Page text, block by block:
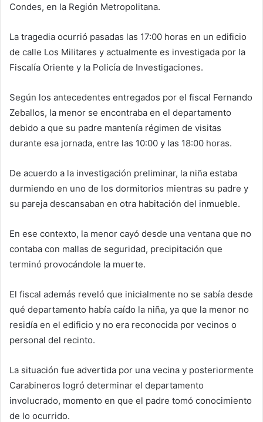
Condes, en la Región Metropolitana.
La tragedia ocurrió pasadas las 17:00 horas en un edificio
de calle Los Militares y actualmente es investigada por la
Fiscalía Oriente y la Policía de Investigaciones.
Según los antecedentes entregados por el fiscal Fernando
Zeballos, la menor se encontraba en el departamento
debido a que su padre mantenía régimen de visitas
durante esa jornada, entre las 10:00 y las 18:00 horas.
De acuerdo a la investigación preliminar, la niña estaba
durmiendo en uno de los dormitorios mientras su padre y
su pareja descansaban en otra habitación del inmueble.
En ese contexto, la menor cayó desde una ventana que no
contaba con mallas de seguridad, precipitación que
terminó provocándole la muerte.
El fiscal además reveló que inicialmente no se sabía desde
qué departamento había caído la niña, ya que la menor no
residía en el edificio y no era reconocida por vecinos o
personal del recinto.
La situación fue advertida por una vecina y posteriormente
Carabineros logró determinar el departamento
involucrado, momento en que el padre tomó conocimiento
de lo ocurrido.